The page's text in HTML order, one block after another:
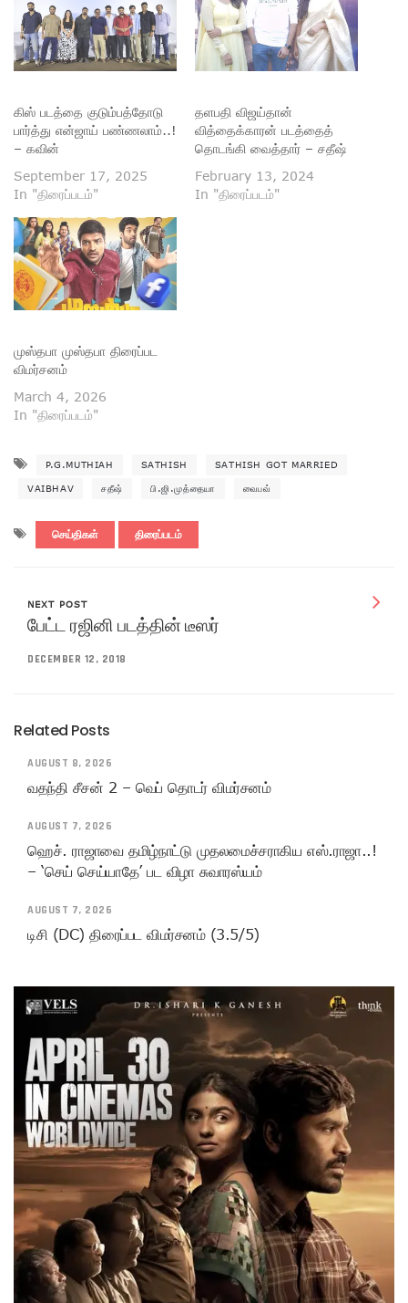
கிஸ் படத்தை குடும்பத்தோடு
பார்த்து என்ஜாய் பண்ணலாம்..!
– கவின்
September 17, 2025
In "திரைப்படம்"
தளபதி விஜய்தான்
வித்தைக்காரன் படத்தைத்
தொடங்கி வைத்தார் – சதீஷ்
February 13, 2024
In "திரைப்படம்"
முஸ்தபா முஸ்தபா திரைப்பட
விமர்சனம்
March 4, 2026
In "திரைப்படம்"
P.G.MUTHIAH SATHISH SATHISH GOT MARRIED
VAIBHAV சதீஷ் பி.ஜி.முத்தையா வைபவ்
செய்திகள் திரைப்படம்
NEXT POST
பேட்ட ரஜினி படத்தின் டீஸர்
DECEMBER 12, 2018
Related Posts
AUGUST 8, 2026
வதந்தி சீசன் 2 – வெப் தொடர் விமர்சனம்
AUGUST 7, 2026
ஹெச். ராஜாவை தமிழ்நாட்டு முதலமைச்சராகிய எஸ்.ராஜா..!
– ‘செய் செய்யாதே’ பட விழா சுவாரஸ்யம்
AUGUST 7, 2026
டிசி (DC) திரைப்பட விமர்சனம் (3.5/5)